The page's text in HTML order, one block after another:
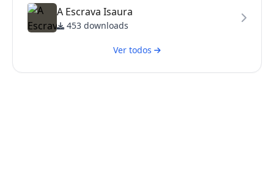
A Escrava Isaura
453 downloads
Ver todos